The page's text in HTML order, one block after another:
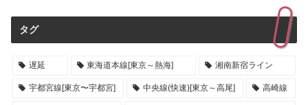
タグ
遅延 東海道本線[東京～熱海] 湘南新宿ライン
宇都宮線[東京〜宇都宮] 中央線(快速)[東京～高尾] 高崎線